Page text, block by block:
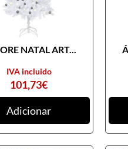
NATAL ART...
101,73€
IVA incluido
Adicionar